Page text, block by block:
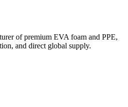
of premium EVA foam and PPE,
and direct global supply.